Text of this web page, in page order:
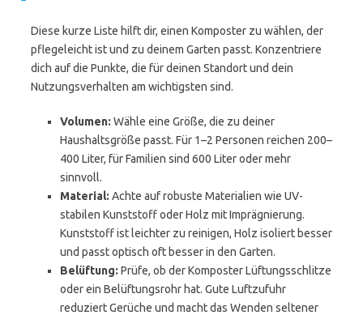
Diese kurze Liste hilft dir, einen Komposter zu wählen, der
pflegeleicht ist und zu deinem Garten passt. Konzentriere
dich auf die Punkte, die für deinen Standort und dein
Nutzungsverhalten am wichtigsten sind.
Volumen: Wähle eine Größe, die zu deiner
Haushaltsgröße passt. Für 1–2 Personen reichen 200–
400 Liter, für Familien sind 600 Liter oder mehr
sinnvoll.
Material: Achte auf robuste Materialien wie UV-
stabilen Kunststoff oder Holz mit Imprägnierung.
Kunststoff ist leichter zu reinigen, Holz isoliert besser
und passt optisch oft besser in den Garten.
Belüftung: Prüfe, ob der Komposter Lüftungsschlitze
oder ein Belüftungsrohr hat. Gute Luftzufuhr
reduziert Gerüche und macht das Wenden seltener